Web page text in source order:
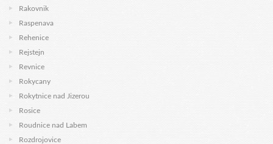
Rakovnik
Raspenava
Rehenice
Rejstejn
Revnice
Rokycany
Rokytnice nad Jizerou
Rosice
Roudnice nad Labem
Rozdrojovice